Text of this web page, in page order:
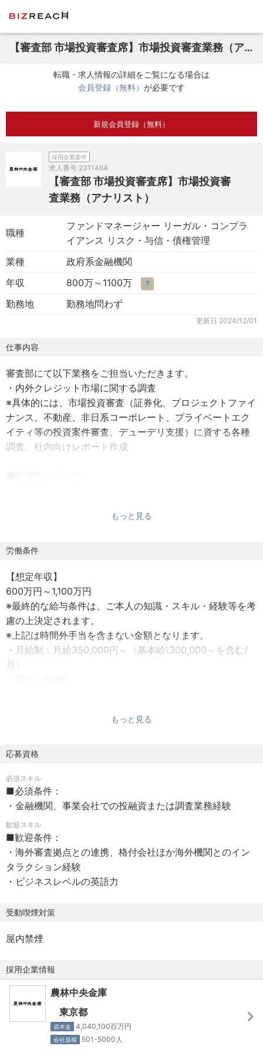
【審査部 市場投資審査席】市場投資審査業務（アナリスト）
転職・求人情報の詳細をご覧になる場合は
会員登録（無料） が必要です
新規会員登録（無料）
採用企業案件
求人番号 2311464
【審査部 市場投資審査席】市場投資審
査業務（アナリスト）
職種
ファンドマネージャー リーガル・コンプラ
イアンス リスク・与信・債権管理
業種
政府系金融機関
年収
800万～1100万 ？
勤務地 勤務地問わず
更新日 2024/12/01
仕事内容
審査部にて以下業務をご担当いただきます。
・内外クレジット市場に関する調査
※具体的には、市場投資審査（証券化、プロジェクトファイ
ナンス、不動産、非日系コーポレート、プライベートエク
イティ等の投資案件審査、デューデリ支援）に資する各種
調査、社内向けレポート作成
ー班、クレジット・リサーチ班の4グループ構成）
・若手職員、女性も活躍中で、周囲に何でも聞きやすい雰
囲気です。
・投資ビジネスに対する社内牽制と支援をミッションとし
ており、当ラインには投資フロント経験者も多数在籍し、
チームワーク（グループ兼務）により各人の専門性を共有
できる点が強みです。
・在宅勤務可能です（出社率３割以下）
ローテーションがございます。
案して決定されます。
※関連部署中心のローテーションを想定しています。
もっと見る
労働条件
【想定年収】
600万円～1,100万円
※最終的な給与条件は、ご本人の知識・スキル・経験等を考
慮の上決定されます。
※上記は時間外手当を含まない金額となります。
・月給制：月給350,000円～（基本給\300,000～を含む/
月）
無期正社員
【就業時間】
8:50～17:10（所定労働時間：7時間25分）
休憩時間：55分 （12時00分～12時55分） 時間外労働：有
※残業時間等は部署により異なります
※フレックスタイム制あり
【勤務地】
シンガポール、アムステルダム、シドニー等）
有
【休日休暇】
年間休⽇：120日 年間有給休暇： 0日～20日
休⽇休暇形態:完全週休2⽇制（⼟⽇祝⽇）
■⼟⽇・祝⽇
もっと見る
応募資格
必須スキル
■必須条件：
・金融機関、事業会社での投融資または調査業務経験
歓迎スキル
■歓迎条件：
・海外審査拠点との連携、格付会社ほか海外機関とのイン
タラクション経験
・ビジネスレベルの英語力
受動喫煙対策
屋内禁煙
採用企業情報
農林中央金庫
東京都
資本金 4,040,100百万円
会社規模 501-5000人